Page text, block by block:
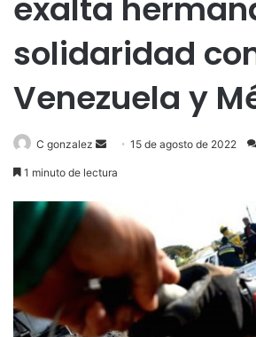
exalta
solidaridad
Venezuela y
C gonzalez
Send15 de agosto de 2022
1 minuto de lectura